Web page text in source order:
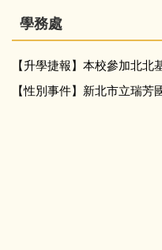
學務處
【升學捷報】本校參加北
【性別事件】新北市立瑞